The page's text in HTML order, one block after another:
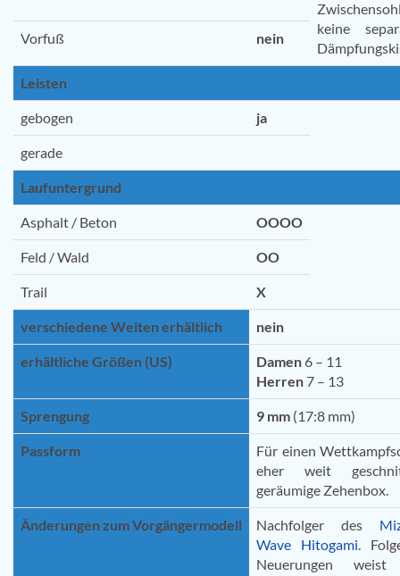
keine
Vorfuß nein
Leisten
gebogen ja
gerade
Laufuntergrund
Asphalt / Beton OOOO
Feld / Wald OO
Trail X
verschiedene Weiten erhältlich nein
erhältliche Größen (US) Damen 6 – 11
Herren 7 – 13
Sprengung 9 mm (17:8 mm)
Passform
Für einen
eher weit
geräumige Zehenbox.
Änderungen zum Vorgängermodell Nachfolger des
Wave Hitogami.
Neuerungen